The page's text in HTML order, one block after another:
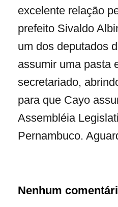
excelente relação
prefeito Sivaldo
um dos deputados
assumir uma pasta
secretariado,
para que Cayo
Assembléia
Pernambuco.
Nenhum